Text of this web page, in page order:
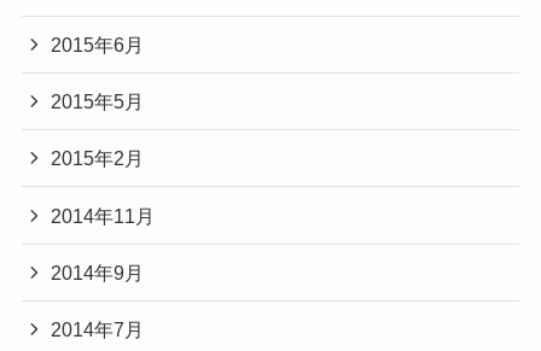
2015年6月
2015年5月
2015年2月
2014年11月
2014年9月
2014年7月